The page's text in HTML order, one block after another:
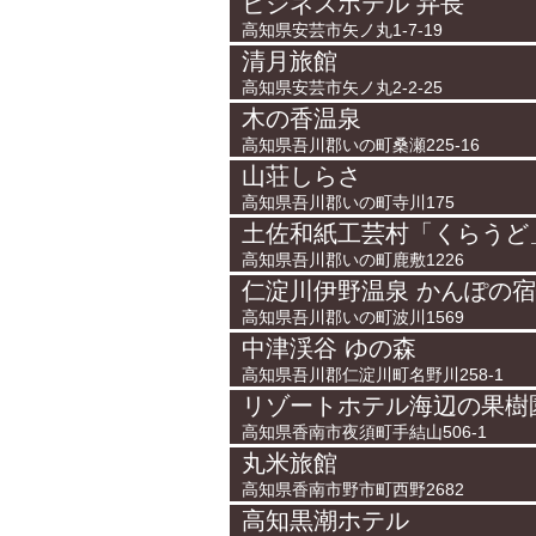
高知県安芸市矢ノ丸1-7-19
清月旅館
高知県安芸市矢ノ丸2-2-25
木の香温泉
高知県吾川郡いの町桑瀬225-16
山荘しらさ
高知県吾川郡いの町寺川175
土佐和紙工芸村「くらうど
高知県吾川郡いの町鹿敷1226
仁淀川伊野温泉 かんぽの
高知県吾川郡いの町波川1569
中津渓谷 ゆの森
高知県吾川郡仁淀川町名野川258-1
リゾートホテル海辺の果樹
高知県香南市夜須町手結山506-1
丸米旅館
高知県香南市野市町西野2682
高知黒潮ホテル